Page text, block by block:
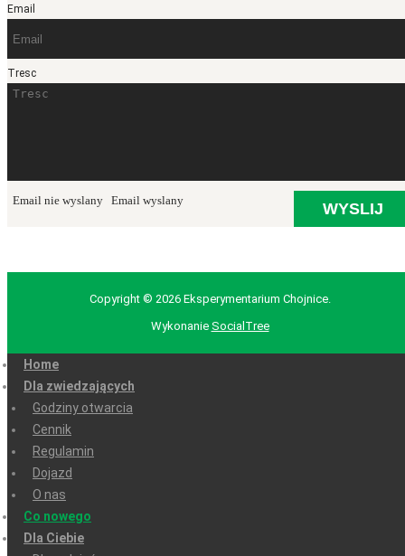
Email
Tresc
Email nie wyslany Email wyslany
Copyright © 2026 Eksperymentarium Chojnice.
Wykonanie SocialTree
Home
Dla zwiedzających
Godziny otwarcia
Cennik
Regulamin
Dojazd
O nas
Co nowego
Dla Ciebie